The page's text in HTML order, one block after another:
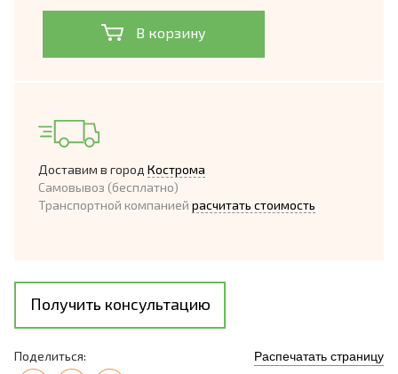
В корзину
Доставим в город Кострома
Самовывоз (бесплатно)
Транспортной компанией расчитать стоимость
Получить консультацию
Поделиться: Распечатать страницу